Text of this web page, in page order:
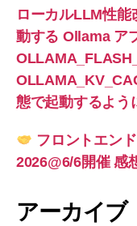
ローカルLLM性
動する Ollama ア
態で起動するよう
フロントエン
2026@6/6開催
アーカイブ